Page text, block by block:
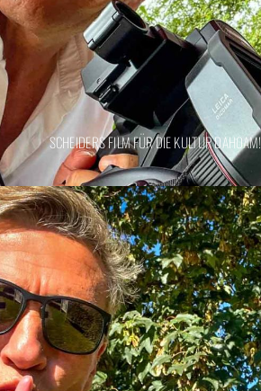
SCHEIDERS FILM FÜR DIE KULTUR DAHOAM!